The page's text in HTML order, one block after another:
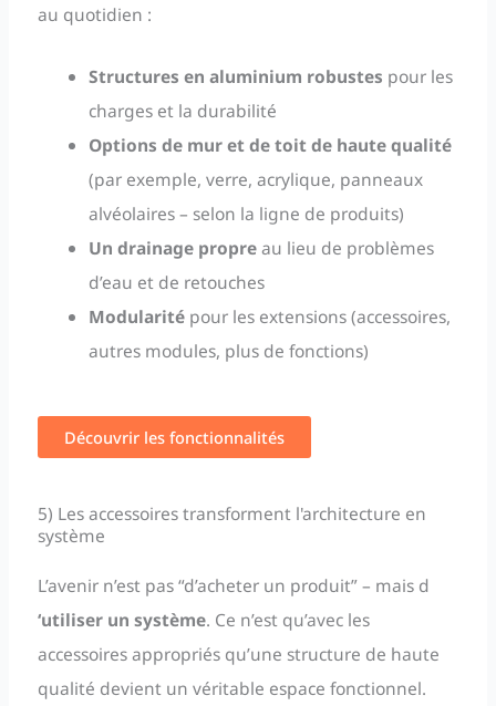
au quotidien :
Structures en aluminium robustes pour les
charges et la durabilité
Options de mur et de toit de haute qualité
(par exemple, verre, acrylique, panneaux
alvéolaires – selon la ligne de produits)
Un drainage propreau lieu de problèmes
d’eau et de retouches
Modularité pour les extensions (accessoires,
autres modules, plus de fonctions)
Découvrir les fonctionnalités
5) Les accessoires transforment l'architecture en
système
L’avenir n’est pas “d’acheter un produit” – mais d
‘utiliser un système. Ce n’est qu’avec les
accessoires appropriés qu’une structure de haute
qualité devient un véritable espace fonctionnel.